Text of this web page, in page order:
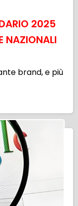
2025
NAZIONALI
brand, e più